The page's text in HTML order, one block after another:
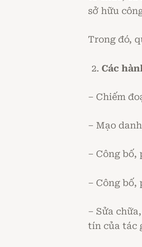
sở hữu
Trong đó,
Các
– Chiếm
– Mạo
– Công bố,
– Công bố,
– Sửa
tín của tác